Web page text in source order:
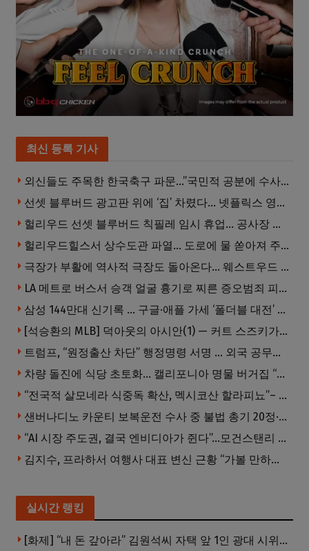
최신 등록 기사
외신들도 주목한 한국축구 파문…”국민적 공분에 수사 재개”
선셋 블루버드 광고판 위에 ‘집’ 차렸다… 넷플릭스 영화 홍보 이색 퍼포먼스
헐리우드 선셋 블루버드 칙필레 임시 휴업… 공사장 담장은 낙서로 뒤덮여
헐리우드힐스서 상수도관 파열… 도로에 물 쏟아져 주민 약 100명 피해
극장가 부활에 역사적 극장도 돌아온다… 웨스트우드 ‘브루인 극장’ 10월 재개장 추진
LA 메트로 버스서 승객 얼굴 흉기로 찌른 증오범죄 피고인, 종신형에 징역 7년 추가 선고
삼성 144만대 신기록 … 구글·애플 가세 ‘폴더블 대전’ 열린다
[석승환의 MLB] 덕아웃의 아시안(1) — 커트 스즈키가 우리에게 묻는 것
트럼프, “원정출산 차단” 행정명령 서명 … 외국 공무원 자녀도 시민권 안준다
차량 돌진에 식당 초토화… 캘리포니아 명물 버거집 “다시 일어설 수 있도록 도와주세요”
“전국적 살모네라 식중독 확산, 멕시코산 할라피뇨”– CDC
샌버나디노 카운티 보복운전 수사 중 불법 총기 20정·탄약 2만 발 압수
“AI 시장 주도권, 결국 엔비디아가 쥔다”…모건스탠리 장담
김지수, 프라하서 여행사 대표 변신 근황 “가볼 만하니…”
실시간 랭킹
[화제] “내 돈 갚아라” 김원석씨 자택 앞 1인 광대 시위 … 한인 투자사, “108만 달러 못받아”